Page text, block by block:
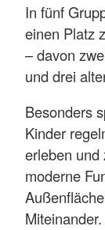
In fünf
einen Platz
– davon
und drei
Besonders
Kinder
erleben und
moderne
Miteinander.